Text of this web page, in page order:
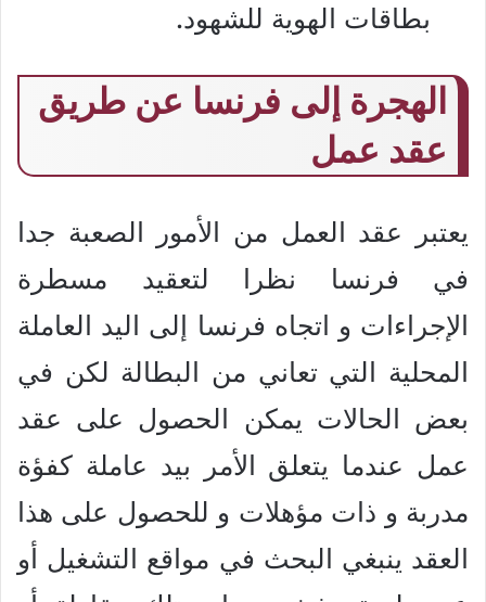
بطاقات الهوية للشهود.
الهجرة إلى فرنسا عن طريق
عقد عمل
يعتبر عقد العمل من الأمور الصعبة جدا
في فرنسا نظرا لتعقيد مسطرة
الإجراءات و اتجاه فرنسا إلى اليد العاملة
المحلية التي تعاني من البطالة لكن في
بعض الحالات يمكن الحصول على عقد
عمل عندما يتعلق الأمر بيد عاملة كفؤة
مدربة و ذات مؤهلات و للحصول على هذا
العقد ينبغي البحث في مواقع التشغيل أو